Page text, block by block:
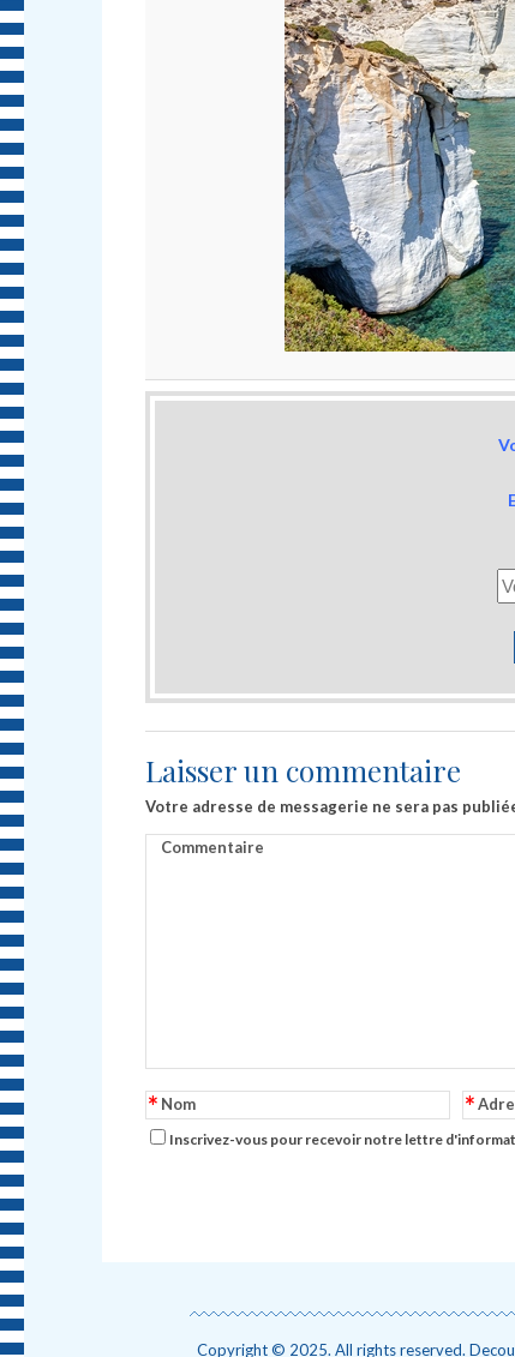
Laisser un commentaire
Votre adresse de messagerie ne sera pas
Commentaire
Nom
* *
Inscrivez-vous pour recevoir notre lettre
Copyright © 2025. All rights reserved.